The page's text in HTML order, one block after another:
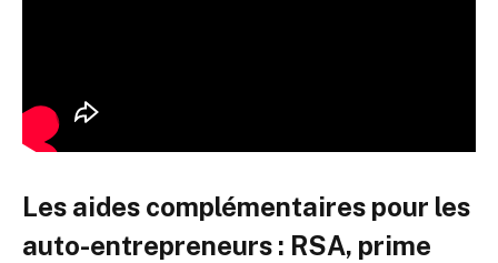
Les aides complémentaires pour les
auto-entrepreneurs : RSA, prime